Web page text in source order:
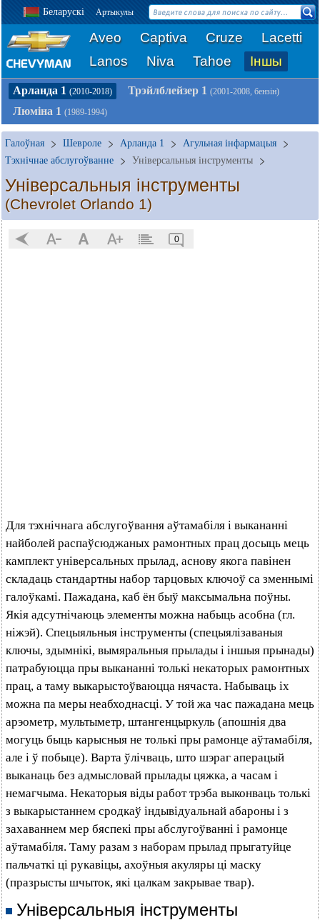
Беларускі Артыкулы
Aveo Captiva Cruze
Lacetti
Lanos
Niva Tahoe Іншы
Арланда 1 (2010-2018) Трэйлблейзер 1 (2001-2008, бензін)
Люміна 1 (1989-1994)
Галоўная Шевроле Арланда 1
Агульная інфармацыя
Тэхнічнае абслугоўванне
Універсальныя інструменты
Універсальныя інструменты
(Chevrolet Orlando 1)
0
Для тэхнічнага абслугоўвання аўтамабіля і выкананні
найболей распаўсюджаных рамонтных прац досыць мець
камплект універсальных прылад, аснову якога павінен
складаць стандартны набор тарцовых ключоў са зменнымі
галоўкамі. Пажадана, каб ён быў максымальна поўны.
Якія адсутнічаюць элементы можна набыць асобна (гл.
ніжэй). Спецыяльныя інструменты (спецыялізаваныя
ключы, здымнікі, вымяральныя прылады і іншыя прынады)
патрабуюцца пры выкананні толькі некаторых рамонтных
прац, а таму выкарыстоўваюцца нячаста. Набываць іх
можна па меры неабходнасці. У той жа час пажадана мець
арэометр, мультыметр, штангенцыркуль (апошнія два
могуць быць карысныя не толькі пры рамонце аўтамабіля,
але і ў побыце). Варта ўлічваць, што шэраг аперацый
выканаць без адмысловай прылады цяжка, а часам і
немагчыма. Некаторыя віды работ трэба выконваць толькі
з выкарыстаннем сродкаў індывідуальнай абароны і з
захаваннем мер бяспекі пры абслугоўванні і рамонце
аўтамабіля. Таму разам з наборам прылад прыгатуйце
пальчаткі ці рукавіцы, ахоўныя акуляры ці маску
(празрысты шчыток, які цалкам закрывае твар).
Універсальныя інструменты